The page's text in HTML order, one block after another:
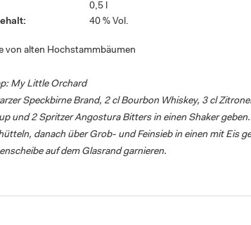
0,5 l
40 % Vol.
von alten Hochstammbäumen
My Little Orchard
Speckbirne Brand, 2 cl Bourbon Whiskey, 3 cl
und 2 Spritzer Angostura Bitters in einen Shaker
danach über Grob- und Feinsieb in einen mit Eis
auf dem Glasrand garnieren.